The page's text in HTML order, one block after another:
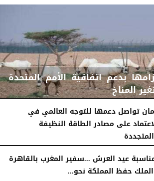
بدعم اتفاقية الأمم المتحدة
المناخ
مـ
تواصل دعمها للتوجه العالمي في
على مصادر الطاقة النظيفة
عيد العرش ...سفير المغرب بالقاهرة
حفظ المملكة نحو...